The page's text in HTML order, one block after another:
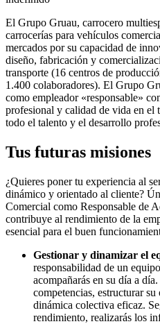
El Grupo Gruau, carrocero
carrocerías para vehículos
mercados por su capacidad de
diseño, fabricación y
transporte (16 centros de
1.400 colaboradores). El Grupo
como empleador «responsable»
profesional y calidad de vida en el
todo el talento y el desarrollo
Tus futuras misiones
¿Quieres poner tu experiencia al
dinámico y orientado al cliente?
Comercial como Responsable de
contribuye al rendimiento de la
esencial para el buen
Gestionar y dinamizar el
responsabilidad de un
acompañarás en su día a
competencias, estructurar
dinámica colectiva eficaz.
rendimiento, realizarás los